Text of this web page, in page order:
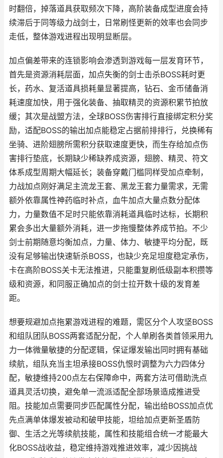
时翻倍，掉落道具获取频次下降，高阶装备成型进度会持
续滞后于同等级力战剑士，日常刷怪更新的效率也会同步
走低，整体游戏进程出现明显断层。
加点偏差带来的连锁影响会渗透到游戏每一层发育环节，
首先是资源消耗层面，加点失衡的剑士击杀BOSS耗时更
长，药水、复活道具损耗量显著提高，钻石、金币储备消
耗速度加快，用于强化装备、抽取精灵的资源积累节拍放
缓；其次是战盟方法，全球BOSS伤害排行直接绑定积分奖
励，适配BOSS的输出加点能稳定占据前排排行，兑换稀有
坐骑、进阶翅膀所需积分获取速度更快，而生存给加点伤
害排行垫底，长期缺少稀缺养成资源，翅膀、精灵、符文
体系成型周期大幅延长；装备穿戴门槛同样受加点牵制，
力战加点刚好满足主流龙王套、黑龙王套力量需求，无需
额外依靠属性神药临时补点，血牛加点大量点数分配体
力，力量数值不足时只能依靠消耗道具临时达标，长期积
累会多出大量额外消耗，进一步拖慢整体养成节拍。不少
剑士前期随意均衡加点，力量、体力、敏捷平均分配，既
没有足够输出快速斩杀BOSS，也缺少充足坦度稳定承伤，
卡在高阶BOSS关卡无法推进，只能重复刷低级副本积攒等
级和资源，和同服正确加点的剑士拉开数十级的发育差
距。
想要规避加点拖累游戏进程的难题，需区分个人攻坚BOSS
和组队团队BOSS两套适配分配，个人单刷各类首领采用九
力一体微量敏捷的分配逻辑，保证爆发输出同时拥有基础
续航，组队充当主坦承接BOSS仇恨时调整为六力四体分
配，敏捷维持200点左右保障命中，两套方法可借助洗点
道具灵活切换，避免单一流派适配全部场景造成推进受
阻。技能加点需要同步匹配属性分配，输出给BOSS加点优
先点满单体爆发被动和破甲技能，坦给加点更新圣盾防
御、生活之光等续航技能，属性和技能组合统一才能最大
化BOSS战收益，稳定维持游戏推进效率，减少因挑战